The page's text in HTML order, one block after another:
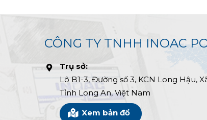
CÔNG TY TNHH INOAC
Trụ sở:
Lô B1-3, Đường số 3, KCN Long Hậu,
Tỉnh Long An, Việt Nam
Xem bản đồ